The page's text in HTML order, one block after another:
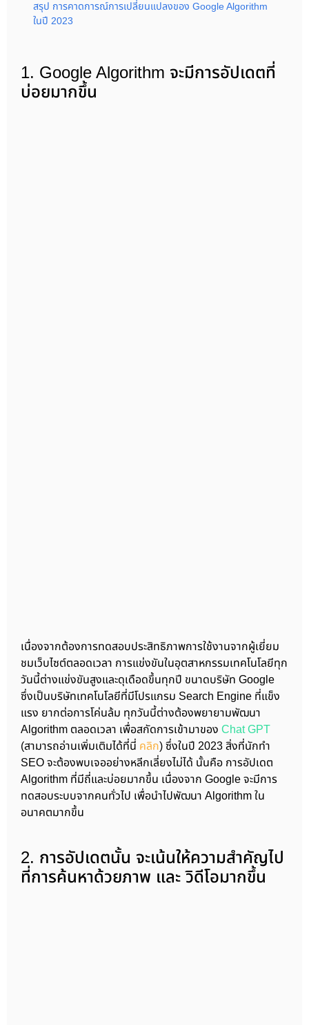
สรุป การคาดการณ์การเปลี่ยนแปลงของ Google Algorithm
ในปี 2023
1. Google Algorithm จะมีการอัปเดตที่
บ่อยมากขึ้น
เนื่องจากต้องการทดสอบประสิทธิภาพการใช้งานจากผู้เยี่ยม
ชมเว็บไซต์ตลอดเวลา การแข่งขันในอุตสาหกรรมเทคโนโลยีทุก
วันนี้ต่างแข่งขันสูงและดุเดือดขึ้นทุกปี ขนาดบริษัท Google
ซึ่งเป็นบริษัทเทคโนโลยีที่มีโปรแกรม Search Engine ที่แข็ง
แรง ยากต่อการโค่นล้ม ทุกวันนี้ต่างต้องพยายามพัฒนา
Algorithm ตลอดเวลา เพื่อสกัดการเข้ามาของ Chat GPT
(สามารถอ่านเพิ่มเติมได้ที่นี่ คลิก) ซึ่งในปี 2023 สิ่งที่นักทำ
SEO จะต้องพบเจออย่างหลีกเลี่ยงไม่ได้ นั้นคือ การอัปเดต
Algorithm ที่มีถี่และบ่อยมากขึ้น เนื่องจาก Google จะมีการ
ทดสอบระบบจากคนทั่วไป เพื่อนำไปพัฒนา Algorithm ใน
อนาคตมากขึ้น
2. การอัปเดตนั้น จะเน้นให้ความสำคัญไป
ที่การค้นหาด้วยภาพ และ วิดีโอมากขึ้น